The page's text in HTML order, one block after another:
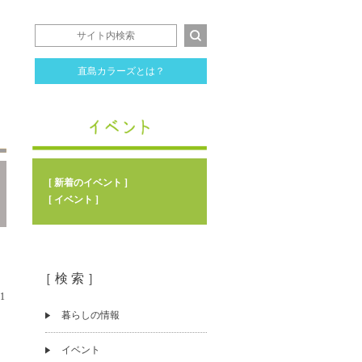
直島カラーズとは？
[ 新着のイベント ]
[ イベント ]
［ 検 索 ］
暮らしの情報
イベント